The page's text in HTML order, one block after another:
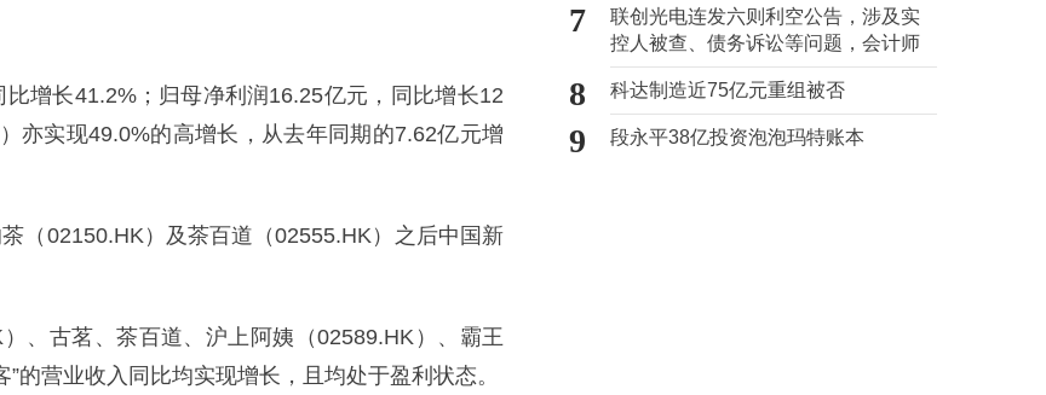
增长41.2%；归母净利润16.25亿元，同比增长12
亦实现49.0%的高增长，从去年同期的7.62亿元增
（02150.HK）及茶百道（02555.HK）之后中国新
、古茗、茶百道、沪上阿姨（02589.HK）、霸王
的营业收入同比均实现增长，且均处于盈利状态。
7
联创光电连发六则利空公告，涉及实
控人被查、债务诉讼等问题，会计师
事务所曾出具“保留意见”
8 科达制造近75亿元重组被否
9 段永平38亿投资泡泡玛特账本